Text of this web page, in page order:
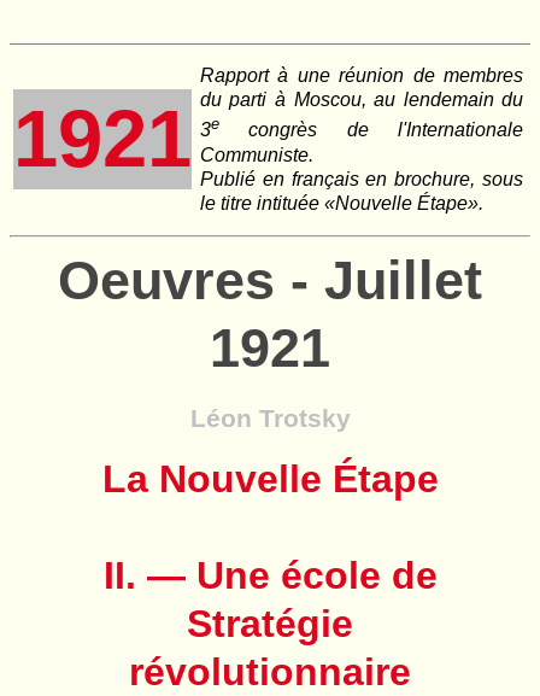
1921
Rapport à une réunion de membres
du parti à Moscou, au lendemain du
3econgrès de l'Internationale
Communiste.
Publié en français en brochure, sous
le titre intituée «Nouvelle Étape».
Oeuvres - Juillet
1921
Léon Trotsky
La Nouvelle Étape
II. — Une école de
Stratégie
révolutionnaire